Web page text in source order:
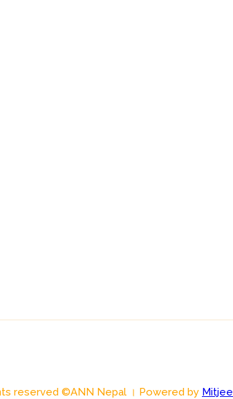
reserved ©ANN Nepal । Powered by Mitjee